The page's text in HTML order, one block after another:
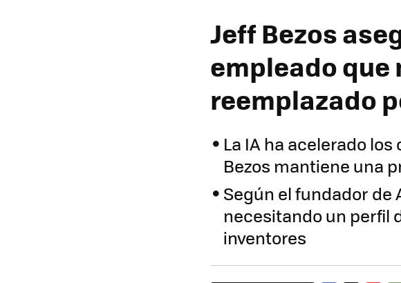
Jeff Bezos
empleado que
reemplazado
La IA ha acelerado
Bezos mantiene una
Según el fundador de
necesitando un perfil
inventores